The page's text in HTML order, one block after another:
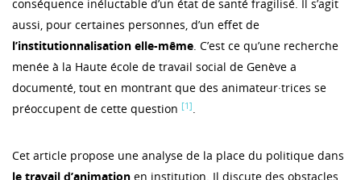
conséquence inéluctable d’un état de santé fragilisé. Il s’agit
aussi, pour certaines personnes, d’un effet de
l’institutionnalisation elle-même. C’est ce qu’une recherche
menée à la Haute école de travail social de Genève a
documenté, tout en montrant que des animateur·trices se
préoccupent de cette question [1].
Cet article propose une analyse de la place du politique dans
le travail d’animation en institution. Il discute des obstacles